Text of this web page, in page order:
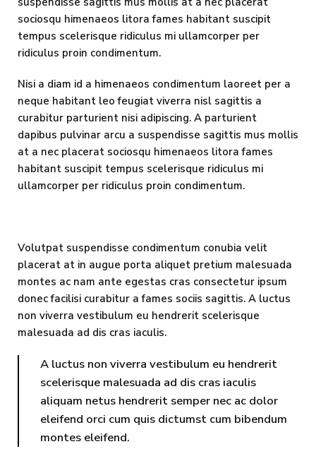
sociosqu himenaeos litora fames habitant suscipit
tempus scelerisque ridiculus mi ullamcorper per
ridiculus proin condimentum.
Nisi a diam id a himenaeos condimentum laoreet per a
neque habitant leo feugiat viverra nisl sagittis a
curabitur parturient nisi adipiscing. A parturient
dapibus pulvinar arcu a suspendisse sagittis mus mollis
at a nec placerat sociosqu himenaeos litora fames
habitant suscipit tempus scelerisque ridiculus mi
ullamcorper per ridiculus proin condimentum.
Volutpat suspendisse condimentum conubia velit
placerat at in augue porta aliquet pretium malesuada
montes ac nam ante egestas cras consectetur ipsum
donec facilisi curabitur a fames sociis sagittis. A luctus
non viverra vestibulum eu hendrerit scelerisque
malesuada ad dis cras iaculis.
A luctus non viverra vestibulum eu hendrerit
scelerisque malesuada ad dis cras iaculis
aliquam netus hendrerit semper nec ac dolor
eleifend orci cum quis dictumst cum bibendum
montes eleifend.